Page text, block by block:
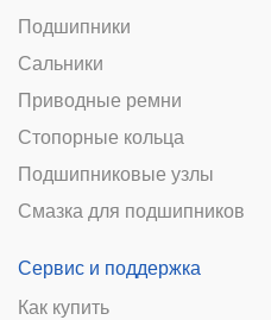
Подшипники
Сальники
Приводные ремни
Стопорные кольца
Подшипниковые узлы
Смазка для подшипников
Сервис и поддержка
Как купить